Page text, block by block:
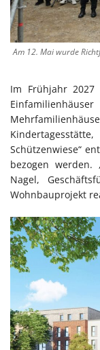
Am 12. Mai wurde
Im Frühjahr
Schützenwiese“
bezogen werden.
Nagel,
Wohnbauprojekt